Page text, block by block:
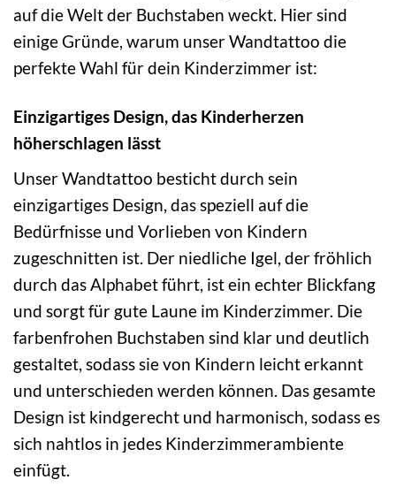
auf die Welt der Buchstaben weckt. Hier sind
einige Gründe, warum unser Wandtattoo die
perfekte Wahl für dein Kinderzimmer ist:
Einzigartiges Design, das Kinderherzen
höherschlagen lässt
Unser Wandtattoo besticht durch sein
einzigartiges Design, das speziell auf die
Bedürfnisse und Vorlieben von Kindern
zugeschnitten ist. Der niedliche Igel, der fröhlich
durch das Alphabet führt, ist ein echter Blickfang
und sorgt für gute Laune im Kinderzimmer. Die
farbenfrohen Buchstaben sind klar und deutlich
gestaltet, sodass sie von Kindern leicht erkannt
und unterschieden werden können. Das gesamte
Design ist kindgerecht und harmonisch, sodass es
sich nahtlos in jedes Kinderzimmerambiente
einfügt.